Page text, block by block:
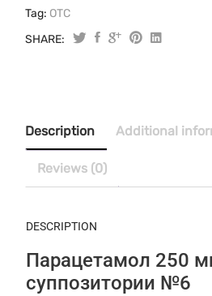
Tag: OTC
SHARE:
Description Additional
Reviews (0)
DESCRIPTION
Парацетамол 250
суппозитории №6